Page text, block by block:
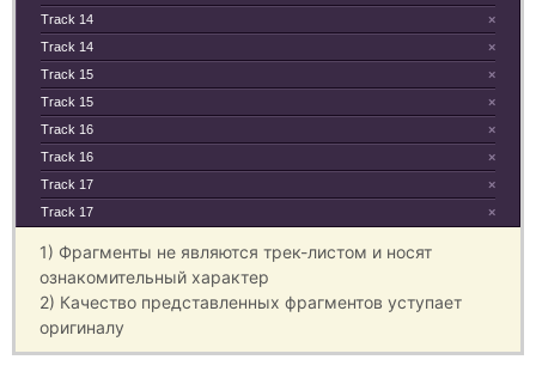
×
Track 14
×
Track 14
×
Track 15
×
Track 15
×
Track 16
×
Track 16
×
Track 17
×
Track 17
1) Фрагменты не являются трек-листом и носят
ознакомительный характер
2) Качество представленных фрагментов уступает
оригиналу